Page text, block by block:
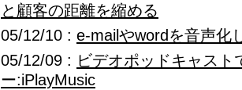
と顧客の距離を縮める
05/12/10 : e-mailやwordを音声化
05/12/09 : ビデオポッドキャスト
ー:iPlayMusic